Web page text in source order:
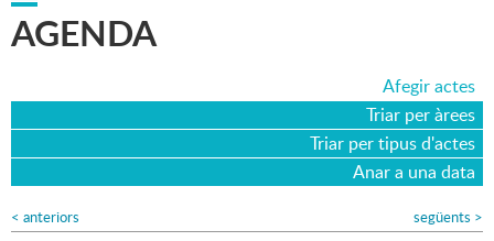
AGENDA
Afegir actes
Triar per àrees
Triar per tipus d'actes
Anar a una data
< anteriors següents >